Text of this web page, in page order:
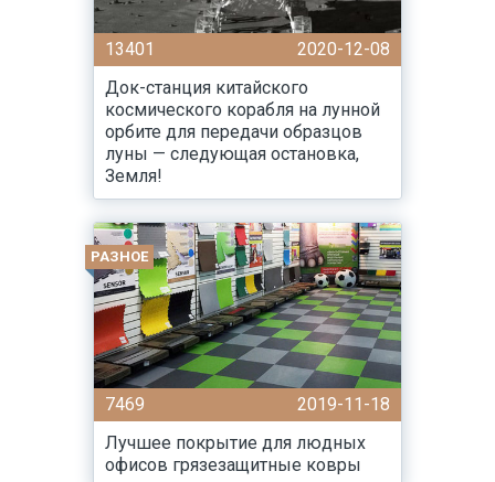
13401
2020-12-08
Док-станция китайского
космического корабля на лунной
орбите для передачи образцов
луны — следующая остановка,
Земля!
РАЗНОЕ
7469
2019-11-18
Лучшее покрытие для людных
офисов грязезащитные ковры